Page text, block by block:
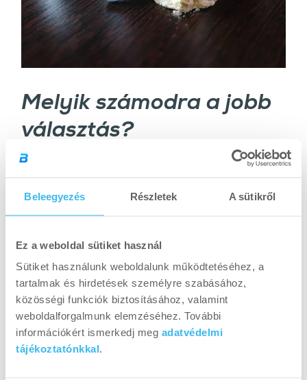
Beleegyezés Részletek A sütikről
Ez a weboldal sütiket használ
Sütiket használunk weboldalunk működtetéséhez, a
tartalmak és hirdetések személyre szabásához,
közösségi funkciók biztosításához, valamint
weboldalforgalmunk elemzéséhez. További
információkért ismerkedj meg adatvédelmi
tájékoztatónkkal.
Melyik számodra a jobb
választás?
Az edzés során az izomrostok sérülnek,
során jön létre, vagyis pihenő időben, amikor
ezek a sérülések és más, az edzés során
következő nagyobb terhelésre, hogy az izmot
még ellenállóbbá építi, mint az edzés előtt volt.
Ehhez ugyanakkor szükséges a megfelelő
tápanyagellátottság, amelynek sarkalatos
pontja a fehérje mennyisége és minősége.